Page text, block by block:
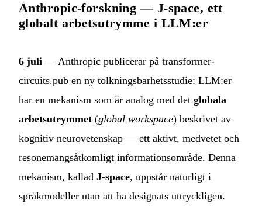
Anthropic-forskning — J-space, ett
globalt arbetsutrymme i LLM:er
6 juli — Anthropic publicerar på transformer-
circuits.pub en ny tolkningsbarhetsstudie: LLM:er
har en mekanism som är analog med det globala
arbetsutrymmet (global workspace) beskrivet av
kognitiv neurovetenskap — ett aktivt, medvetet och
resonemangsåtkomligt informationsområde. Denna
mekanism, kallad J-space, uppstår naturligt i
språkmodeller utan att ha designats uttryckligen.